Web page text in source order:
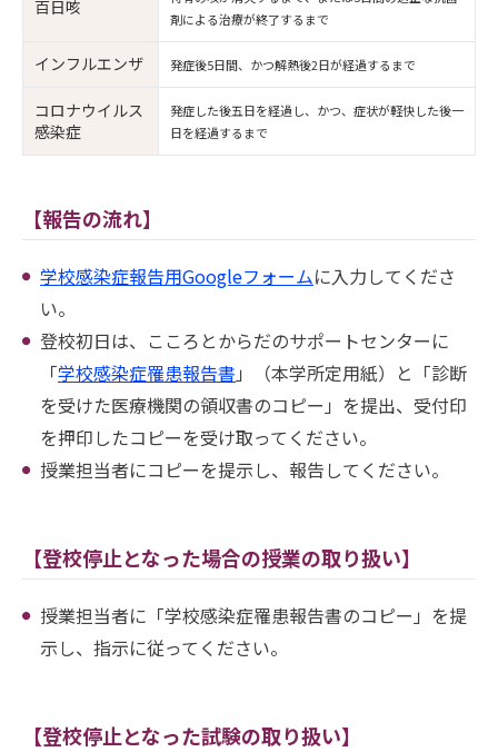
百日咳
剤による治療が終了するまで
インフルエンザ 発症後5日間、かつ解熱後2日が経過するまで
コロナウイルス
感染症
発症した後五日を経過し、かつ、症状が軽快した後一
日を経過するまで
【報告の流れ】
学校感染症報告用Googleフォームに入力してくださ
い。
登校初日は、こころとからだのサポートセンターに
「学校感染症罹患報告書 」（本学所定用紙）と「診断
を受けた医療機関の領収書のコピー」を提出、受付印
を押印したコピーを受け取ってください。
授業担当者にコピーを提示し、報告してください。
【登校停止となった場合の授業の取り扱い】
授業担当者に「学校感染症罹患報告書のコピー」を提
示し、指示に従ってください。
【登校停止となった試験の取り扱い】